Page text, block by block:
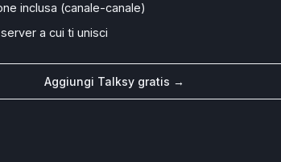
inclusa (canale-canale)
a cui ti unisci
Aggiungi Talksy gratis →